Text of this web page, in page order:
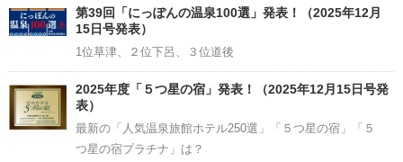
Channel
第39回「にっぽんの温泉100選」発表！（2025年12月
15日号発表）
1位草津、２位下呂、３位道後
2025年度「５つ星の宿」発表！（2025年12月15日号発
表）
最新の「人気温泉旅館ホテル250選」「５つ星の宿」「５
つ星の宿プラチナ」は？